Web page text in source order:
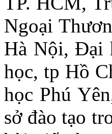
Ngoại
Hà Nội, Đại
học, tp Hồ
học Phú
sở đào tạo